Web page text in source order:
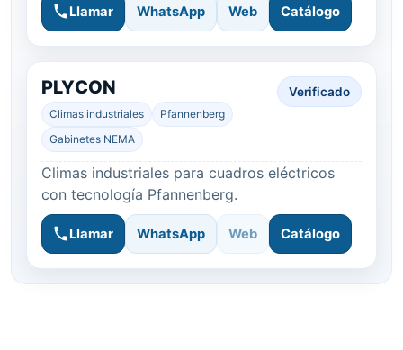
Llamar WhatsApp Web Catálogo
PLYCON
Climas industriales
Pfannenberg
Gabinetes NEMA
Verificado
Climas industriales para cuadros eléctricos
con tecnología Pfannenberg.
Llamar WhatsApp Web Catálogo